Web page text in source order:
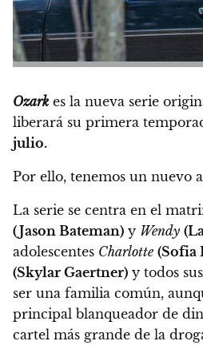
Ozark es la nueva serie
liberará su primera
julio.
Por ello, tenemos un nuevo
La serie se centra en el
(Jason Bateman) y Wendy
adolescentes Charlotte (Sofia
(Skylar Gaertner) y todos
ser una familia común,
principal blanqueador de
cartel más grande de la